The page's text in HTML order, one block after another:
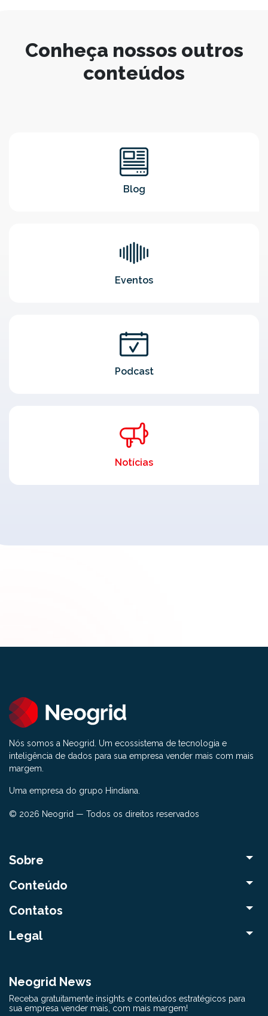
Conheça nossos outros
conteúdos
Blog
Eventos
Podcast
Notícias
Nós somos a Neogrid. Um ecossistema de tecnologia e
inteligência de dados para sua empresa vender mais com mais
margem.
Uma empresa do grupo Hindiana.
© 2026 Neogrid — Todos os direitos reservados
Sobre
Conteúdo
Contatos
Legal
Neogrid News